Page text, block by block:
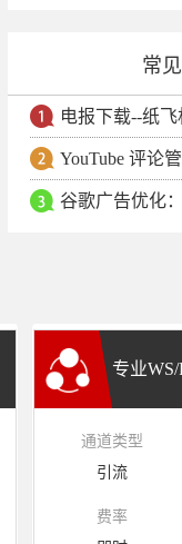
常
YouTube 评论
谷歌广告优化
专业
通道类型
引流
费率